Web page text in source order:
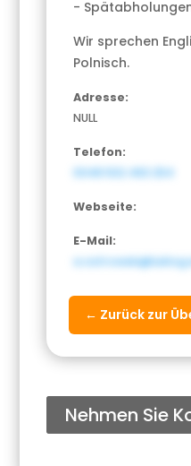
-
Wir sprechen
Polnisch.
Adresse:
NULL
Telefon:
0048 502 463 254
Webseite:
E-Mail:
← Zurück zur
Nehmen Sie